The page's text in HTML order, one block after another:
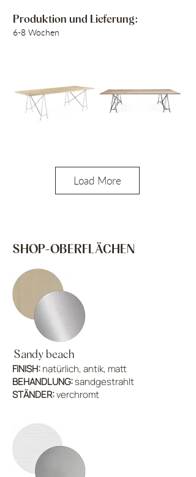
Produktion und Lieferung:
6-8 Wochen
Load More
SHOP-OBERFLÄCHEN
Sandy beach
FINISH:natürlich, antik, matt
BEHANDLUNG:sandgestrahlt
STÄNDER:verchromt